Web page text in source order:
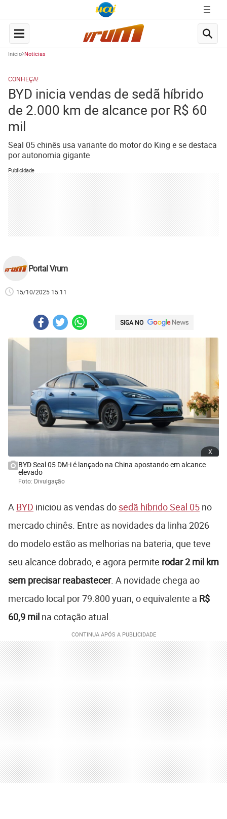
Início Notícias
CONHEÇA!
BYD inicia vendas de sedã híbrido
de 2.000 km de alcance por R$ 60
mil
Seal 05 chinês usa variante do motor do King e se destaca
por autonomia gigante
Publicidade
Portal Vrum
15/10/2025 15:11
SIGA NO
x
BYD Seal 05 DM-i é lançado na China apostando em alcance
elevado
Foto: Divulgação
A BYD iniciou as vendas do sedã híbrido Seal 05 no
mercado chinês. Entre as novidades da linha 2026
do modelo estão as melhorias na bateria, que teve
seu alcance dobrado, e agora permite rodar 2 mil km
sem precisar reabastecer. A novidade chega ao
mercado local por 79.800 yuan, o equivalente a R$
60,9 mil na cotação atual.